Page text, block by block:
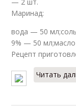
Маринад:
вода — 50
9% — 50
Рецепт
Читать